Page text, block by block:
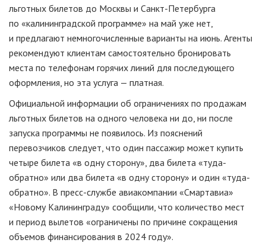
льготных билетов до Москвы и Санкт-Петербурга
по «калининградской программе» на май уже нет,
и предлагают немногочисленные варианты на июнь. Агенты
рекомендуют клиентам самостоятельно бронировать
места по телефонам горячих линий для последующего
оформления, но эта услуга — платная.
Официальной информации об ограничениях по продажам
льготных билетов на одного человека ни до, ни после
запуска программы не появилось. Из пояснений
перевозчиков следует, что один пассажир может купить
четыре билета «в одну сторону», два билета «туда-
обратно» или два билета «в одну сторону» и один «туда-
обратно». В пресс-службе авиакомпании «Смартавиа»
«Новому Калининграду» сообщили, что количество мест
и период вылетов «ограничены по причине сокращения
объемов финансирования в 2024 году».